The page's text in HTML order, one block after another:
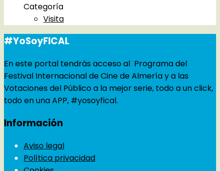
Categoría
Visita
#YoSoyFICAL
En este portal tendrás acceso al Programa del
Festival Internacional de Cine de Almería y a las
Votaciones del Público a la mejor serie, todo a un click,
todo en una APP, #yosoyfical.
Información
Aviso legal
Política privacidad